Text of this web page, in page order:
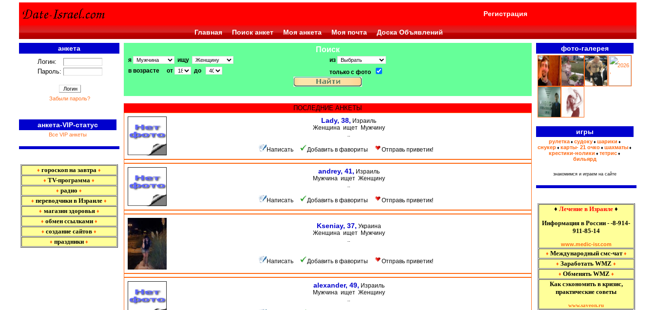
Регистрация
Главная Поиск анкет Моя анкета Моя почта Доска Объявлений
анкета
Логин:
Пароль:
Забыли пароль?
анкета-VIP-статус
Все VIP анкеты
♦ гороскоп на завтра ♦
♦ TV-программа ♦
♦ радио ♦
♦ переводчики в Израиле ♦
♦ магазин здоровья ♦
♦ обмен ссылками ♦
♦ создание сайтов ♦
♦ праздники ♦
Поиск
я ищу
из
в возрасте от
до только с фото
ПОСЛЕДНИЕ АНКЕТЫ
Lady, 38, Израиль
Женщина ищет Мужчину
..
Написать Добавить в фавориты Отправь приветик!
andrey, 41, Израиль
Мужчина ищет Женщину
..
Написать Добавить в фавориты Отправь приветик!
Kseniay, 37, Украина
Женщина ищет Мужчину
..
Написать Добавить в фавориты Отправь приветик!
alexander, 49, Израиль
Мужчина ищет Женщину
..
фото-галерея
игры
рулетка♦ судоку♦ шарики ♦
снукер ♦ карты- 21 очко ♦ шахматы ♦
крестики-нолики ♦ тетрис ♦
бильярд
знакомимся и играем на сайте
♦ Лечение в Израиле ♦
Информация в России - -8-914-
911-85-14
www.medic-isr.com
♦ Международный смс-чат♦
♦ Заработать WMZ ♦
♦ Обменять WMZ ♦
Как сэкономить в кризис,
практические советы
www.saveon.ru